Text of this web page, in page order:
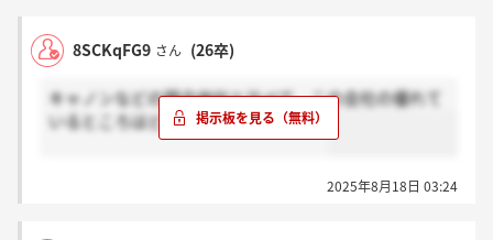
8SCKqFG9 さん (26卒)
キャノンなどの競合他社と比べて、この会社の優れて
いるところはどこだと考えていますか
2025年8月18日 03:24